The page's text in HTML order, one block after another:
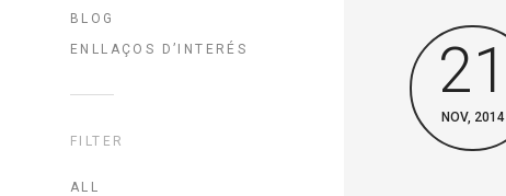
BLOG
ENLLAÇOS D’INTERÉS
FILTER
ALL
21
NOV, 2014